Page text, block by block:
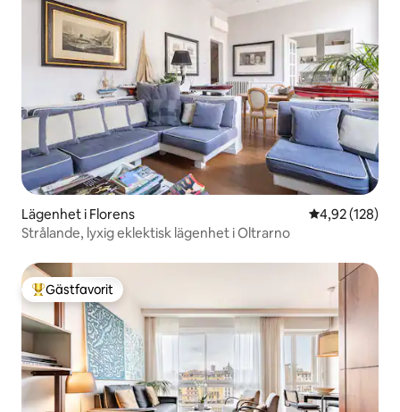
Lägenhet i Florens 4,92 av 5 i
4,92 (128)
Strålande, lyxig eklektisk lägenhet i Oltrarno
Populär gästfavorit
Gästfavorit